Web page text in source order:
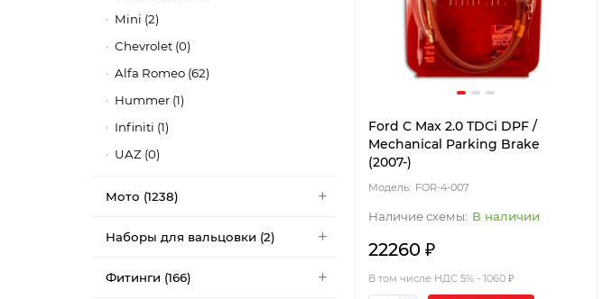
Mini (2)
Chevrolet (0)
Alfa Romeo (62)
Hummer (1)
Infiniti (1)
UAZ (0)
Мото (1238)
Наборы для вальцовки (2)
Фитинги (166)
Ford C Max 2.0 TDCi DPF /
Mechanical Parking Brake
(2007-)
FOR-4-007
В наличии
22260 ₽
В том числе НДС 5% - 1060 ₽